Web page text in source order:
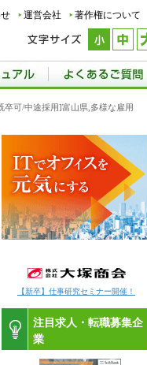
運営会社
著作権について
卒可/中途採用]富山県,多様な雇用
【新卒】仕事研究セミナー開催！
注目求人・転職募集企
業